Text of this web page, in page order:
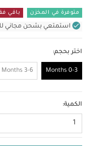
متوفرة في المخزن باقي فقط 3 في
استمتعي بشحن مجاني
اختر بحجم:
0-3 Months
3-6 Months
الكمية:
1